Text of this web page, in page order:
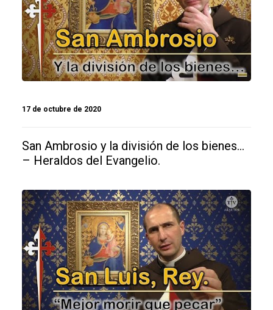
17 de octubre de 2020
San Ambrosio y la división de los bienes…
– Heraldos del Evangelio.